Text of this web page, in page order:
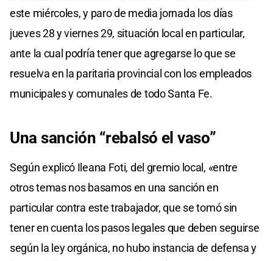
este miércoles, y paro de media jornada los días
jueves 28 y viernes 29, situación local en particular,
ante la cual podría tener que agregarse lo que se
resuelva en la paritaria provincial con los empleados
municipales y comunales de todo Santa Fe.
Una sanción “rebalsó el vaso”
Según explicó Ileana Foti, del gremio local, «entre
otros temas nos basamos en una sanción en
particular contra este trabajador, que se tomó sin
tener en cuenta los pasos legales que deben seguirse
según la ley orgánica, no hubo instancia de defensa y